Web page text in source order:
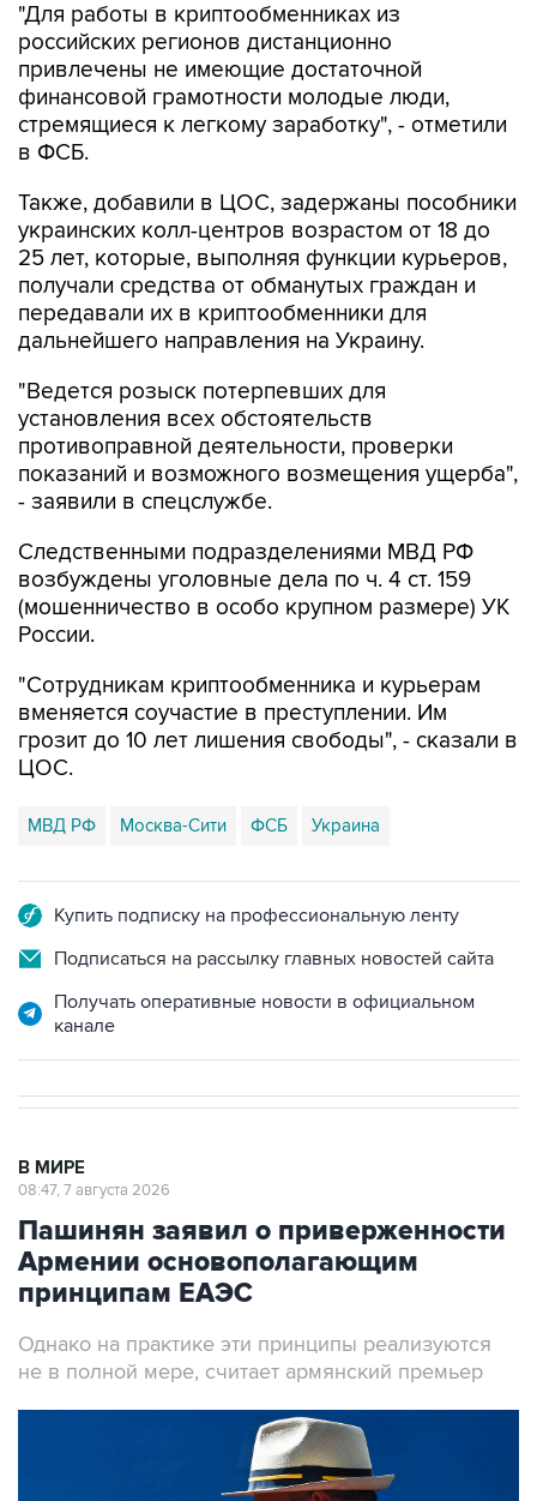
"Для работы в криптообменниках из
российских регионов дистанционно
привлечены не имеющие достаточной
финансовой грамотности молодые люди,
стремящиеся к легкому заработку", - отметили
в ФСБ.
Также, добавили в ЦОС, задержаны пособники
украинских колл-центров возрастом от 18 до
25 лет, которые, выполняя функции курьеров,
получали средства от обманутых граждан и
передавали их в криптообменники для
дальнейшего направления на Украину.
"Ведется розыск потерпевших для
установления всех обстоятельств
противоправной деятельности, проверки
показаний и возможного возмещения ущерба",
- заявили в спецслужбе.
Следственными подразделениями МВД РФ
возбуждены уголовные дела по ч. 4 ст. 159
(мошенничество в особо крупном размере) УК
России.
"Сотрудникам криптообменника и курьерам
вменяется соучастие в преступлении. Им
грозит до 10 лет лишения свободы", - сказали в
ЦОС.
МВД РФ Москва-Сити ФСБ Украина
Купить подписку на профессиональную ленту
Подписаться на рассылку главных новостей сайта
Получать оперативные новости в официальном
канале
В МИРЕ
08:47, 7 августа 2026
Пашинян заявил о приверженности
Армении основополагающим
принципам ЕАЭС
Однако на практике эти принципы реализуются
не в полной мере, считает армянский премьер